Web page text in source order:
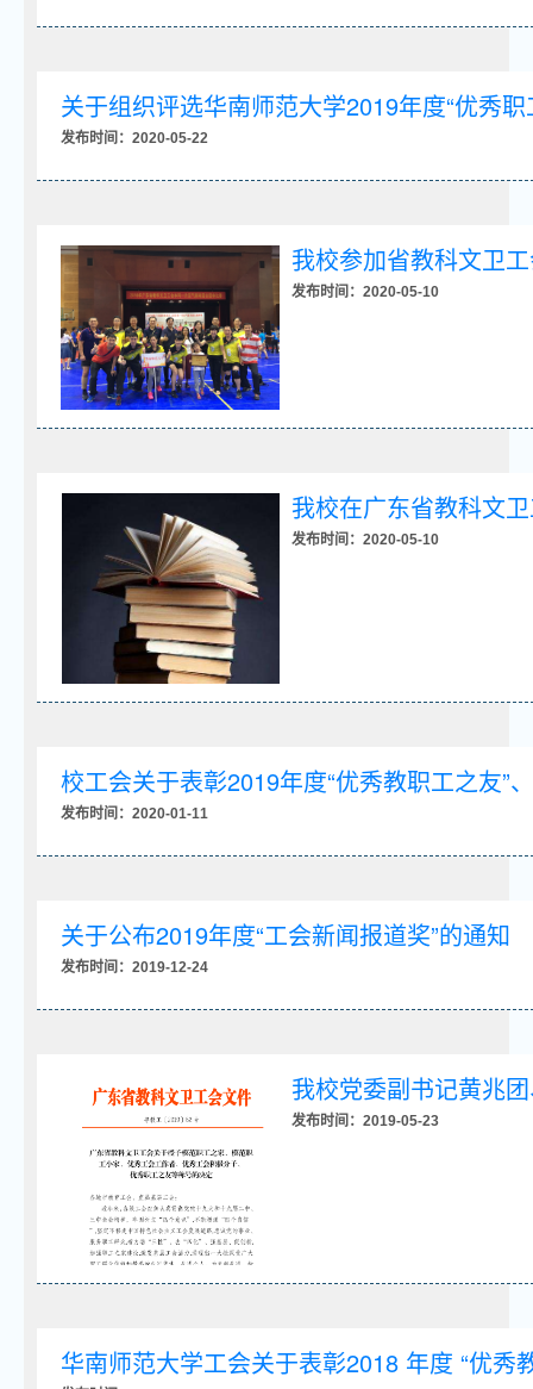
关于组织评选华南师范大学2019年度“优秀
发布时间：2020-05-22
我校参加省教科文卫
发布时间：2020-05-10
我校在广东省教科文
发布时间：2020-05-10
校工会关于表彰2019年度“优秀教职工之友”
发布时间：2020-01-11
关于公布2019年度“工会新闻报道奖”的通知
发布时间：2019-12-24
我校党委副书记黄兆
发布时间：2019-05-23
华南师范大学工会关于表彰2018 年度 “优秀